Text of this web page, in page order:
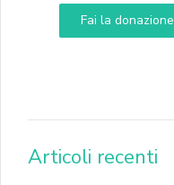
Fai la donazione
DONA
Articoli recenti